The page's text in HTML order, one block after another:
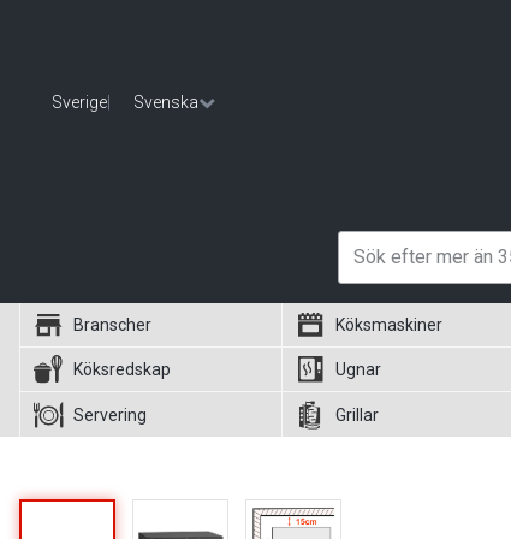
Sverige Svenska
Branscher Köksmaskiner
Köksredskap Ugnar
Servering Grillar